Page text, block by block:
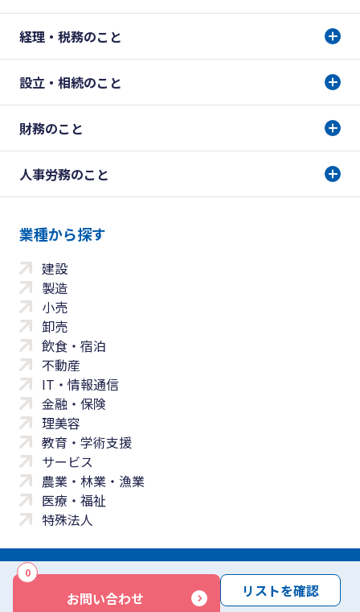
お問い合わせ
0
リストを確認
経理・税務のこと
設立・相続のこと
財務のこと
人事労務のこと
業種から探す
建設
製造
小売
卸売
飲食・宿泊
不動産
IT・情報通信
金融・保険
理美容
教育・学術支援
サービス
農業・林業・漁業
医療・福祉
特殊法人
サイトマップ 免責事項 サービス利用規約
商標について反社会勢力に対する基本方針 お問い合わせ